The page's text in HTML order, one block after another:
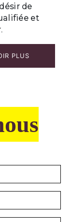
de
et
PLUS